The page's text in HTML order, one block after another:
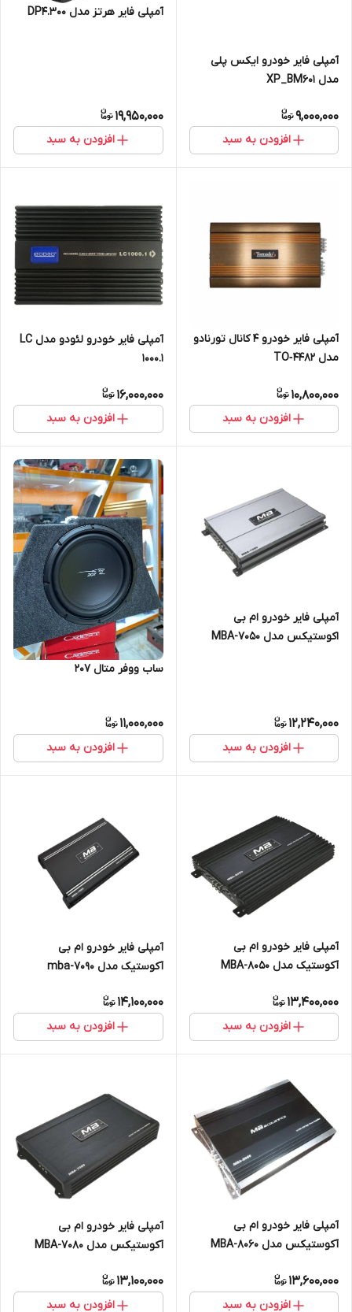
آمپلی فایر خودرو ایکس پلی
مدل XP_BM601
9,000,000
افزودن به سبد
آمپلی فایر هرتز مدل DP4.300
19,950,000
افزودن به سبد
آمپلی فایر خودرو 4 کانال تورنادو
مدل TO‑4482
10,800,000
افزودن به سبد
آمپلی فایر خودرو لئودو مدل LC
1000.1
16,000,000
افزودن به سبد
آمپلی فایر خودرو ام بی
اکوستیکس مدل MBA-7050
12,240,000
افزودن به سبد
ساب ووفر متال 207
11,000,000
افزودن به سبد
آمپلی فایر خودرو ام بی
آکوستیک مدل MBA-8050
13,400,000
افزودن به سبد
آمپلی‌ فایر خودرو ام‌ بی
آکوستیک مدل mba-7090
14,100,000
افزودن به سبد
آمپلی فایر خودرو ام بی
آکوستیکس مدل MBA-8060
13,600,000
افزودن به سبد
آمپلی فایر خودرو ام بی
آکوستیکس مدل MBA-7080
13,100,000
افزودن به سبد